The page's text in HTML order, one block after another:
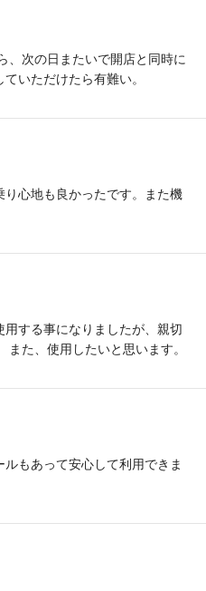
、次の日またいで開店と同時に
いただけたら有難い。
心地も良かったです。また機
する事になりましたが、親切
た、使用したいと思います。
もあって安心して利用できま